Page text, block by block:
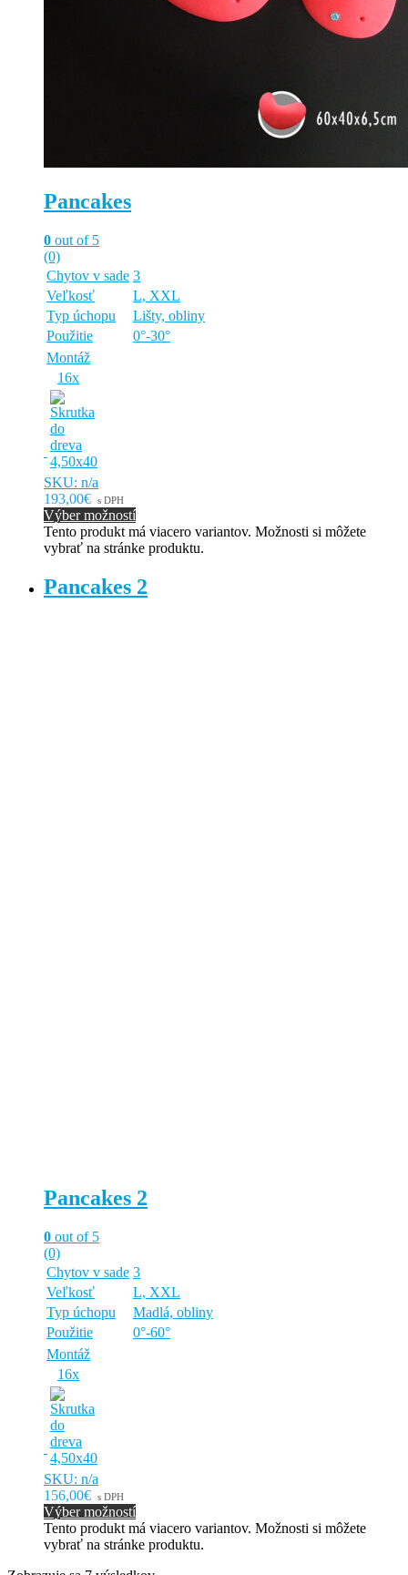
Pancakes
0 out of 5
(0)
Chytov v sade 3
Veľkosť
L, XXL
Typ úchopu
Lišty, obliny
Použitie
0°-30°
Montáž
16x
SKU: n/a
193,00€ s DPH
Výber možností
Tento produkt má viacero variantov. Možnosti si môžete
vybrať na stránke produktu.
Pancakes 2
Pancakes 2
0 out of 5
(0)
Chytov v sade 3
Veľkosť
L, XXL
Typ úchopu
Madlá, obliny
Použitie
0°-60°
Montáž
16x
SKU: n/a
156,00€ s DPH
Výber možností
Tento produkt má viacero variantov. Možnosti si môžete
vybrať na stránke produktu.